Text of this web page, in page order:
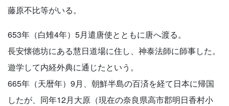
藤原不比等がいる。
653年（白雉4年）5月遣唐使とともに唐へ渡る。
長安懐徳坊にある慧日道場に住し、神泰法師に師事した。
遊学して内経外典に通じたという。
665年（天暦年）9月、朝鮮半島の百済を経て日本に帰国
したが、同年12月大原（現在の奈良県高市郡明日香村小